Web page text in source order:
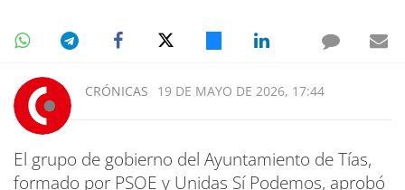
CRÓNICAS 19 DE MAYO DE 2026, 17:44
El grupo de gobierno del Ayuntamiento de Tías,
formado por PSOE y Unidas Sí Podemos, aprobó